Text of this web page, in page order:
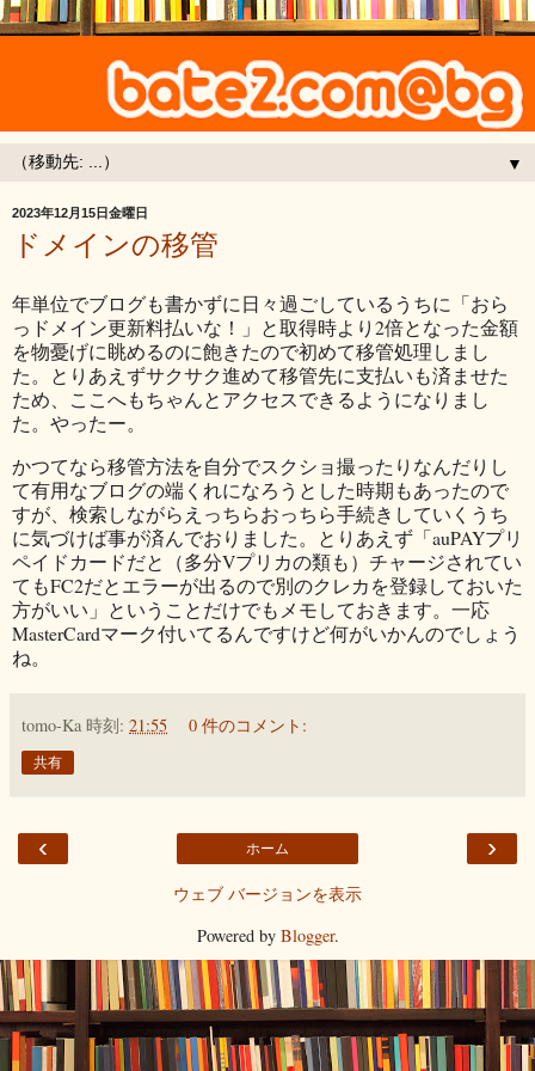
▼
2023年12月15日金曜日
ドメインの移管
年単位でブログも書かずに日々過ごしているうちに「おら
っドメイン更新料払いな！」と取得時より2倍となった金額
を物憂げに眺めるのに飽きたので初めて移管処理しまし
た。とりあえずサクサク進めて移管先に支払いも済ませた
ため、ここへもちゃんとアクセスできるようになりまし
た。やったー。
かつてなら移管方法を自分でスクショ撮ったりなんだりし
て有用なブログの端くれになろうとした時期もあったので
すが、検索しながらえっちらおっちら手続きしていくうち
に気づけば事が済んでおりました。とりあえず「auPAYプリ
ペイドカードだと（多分Vプリカの類も）チャージされてい
てもFC2だとエラーが出るので別のクレカを登録しておいた
方がいい」ということだけでもメモしておきます。一応
MasterCardマーク付いてるんですけど何がいかんのでしょう
ね。
tomo-Ka 時刻: 21:55 0 件のコメント:
共有
‹ ›
ホーム
ウェブ バージョンを表示
Powered by Blogger.